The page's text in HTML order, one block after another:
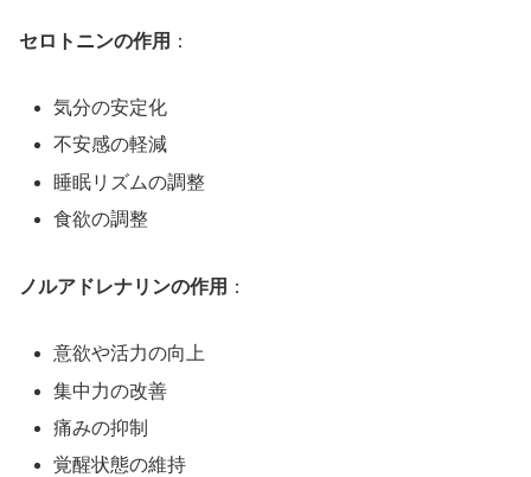
セロトニンの作用 ：
気分の安定化
不安感の軽減
睡眠リズムの調整
食欲の調整
ノルアドレナリンの作用 ：
意欲や活力の向上
集中力の改善
痛みの抑制
覚醒状態の維持